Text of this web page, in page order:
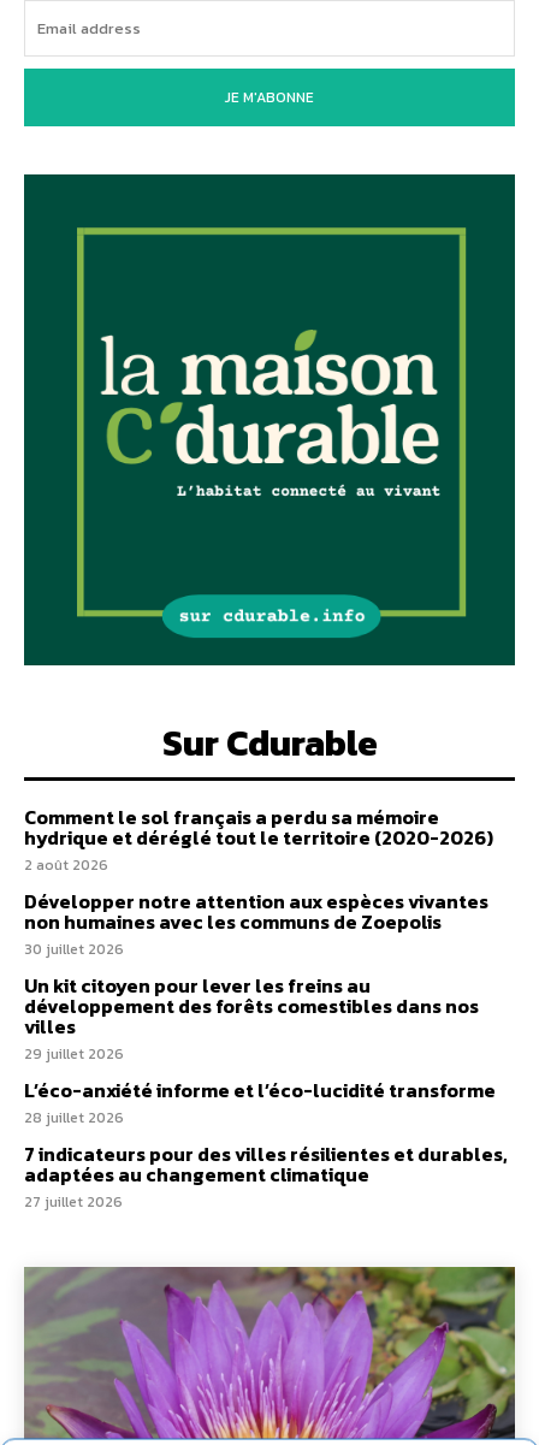
JE M'ABONNE
Sur Cdurable
Comment le sol français a perdu sa mémoire
hydrique et déréglé tout le territoire (2020-2026)
2 août 2026
Développer notre attention aux espèces vivantes
non humaines avec les communs de Zoepolis
30 juillet 2026
Un kit citoyen pour lever les freins au
développement des forêts comestibles dans nos
villes
29 juillet 2026
L’éco-anxiété informe et l’éco-lucidité transforme
28 juillet 2026
7 indicateurs pour des villes résilientes et durables,
adaptées au changement climatique
27 juillet 2026